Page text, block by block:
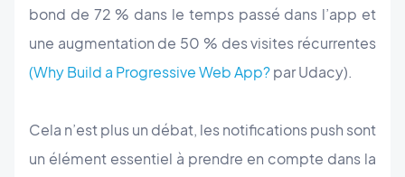
bond de 72 % dans le temps passé dans l’app et
une augmentation de 50 % des visites récurrentes
(Why Build a Progressive Web App?par Udacy).
Cela n’est plus un débat, les notifications push sont
un élément essentiel à prendre en compte dans la